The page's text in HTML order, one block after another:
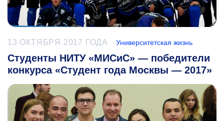
13 ОКТЯБРЯ 2017 ГОДА Университетская жизнь
Студенты НИТУ «МИСиС» — победители
конкурса «Студент года Москвы — 2017»